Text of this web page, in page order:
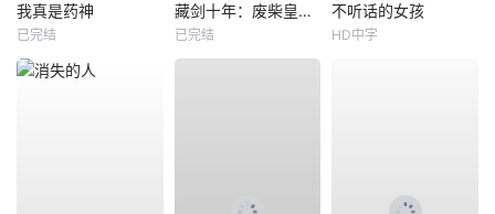
我真是药神
已完结
藏剑十年：废柴皇子竟是绝世强龙
已完结
不听话的女孩
HD中字